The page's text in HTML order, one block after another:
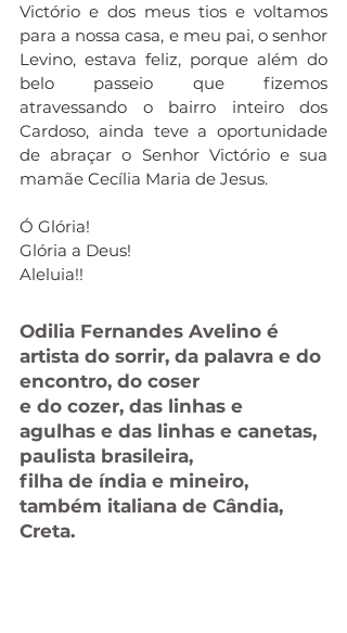
Victório e dos meus tios e voltamos
para a nossa casa, e meu pai, o senhor
Levino, estava feliz, porque além do
belo passeio que fizemos
atravessando o bairro inteiro dos
Cardoso, ainda teve a oportunidade
de abraçar o Senhor Victório e sua
mamãe Cecília Maria de Jesus.
Ó Glória!
Glória a Deus!
Aleluia!!
Odilia Fernandes Avelino é
artista do sorrir, da palavra e do
encontro, do coser
e do cozer, das linhas e
agulhas e das linhas e canetas,
paulista brasileira,
filha de índia e mineiro,
também italiana de Cândia,
Creta.